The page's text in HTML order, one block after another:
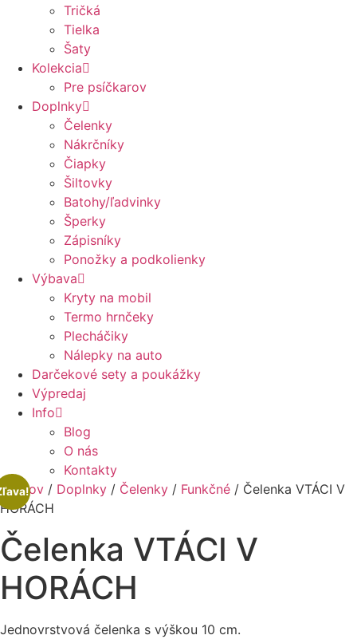
Tričká
Tielka
Šaty
Kolekcia
Pre psíčkarov
Doplnky
Čelenky
Nákrčníky
Čiapky
Šiltovky
Batohy/ľadvinky
Šperky
Zápisníky
Ponožky a podkolienky
Výbava
Kryty na mobil
Termo hrnčeky
Plecháčiky
Nálepky na auto
Darčekové sety a poukážky
Výpredaj
Info
Blog
O nás
Kontakty
Domov / Doplnky / Čelenky / Funkčné / Čelenka VTÁCI V
HORÁCH
Čelenka VTÁCI V
HORÁCH
Jednovrstvová čelenka s výškou 10 cm.